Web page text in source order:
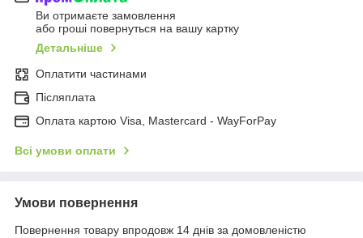
Ви отримаєте замовлення
або гроші повернуться на вашу картку
Детальніше
Оплатити частинами
Післяплата
Оплата картою Visa, Mastercard - WayForPay
Всі умови оплати
Умови повернення
Повернення товару впродовж 14 днів за домовленістю